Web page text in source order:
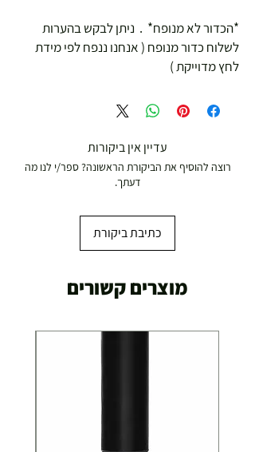
*הכדור לא מנופח* . ניתן לבקש בהערות
לשלוח כדור מנופח ( אנחנו ננפח לפי מידת
לחץ מדוייקת )
עדיין אין ביקורות
רוצה להוסיף את הביקורת הראשונה? ספר/י לנו מה
דעתך.
כתיבת ביקורת
מוצרים קשורים